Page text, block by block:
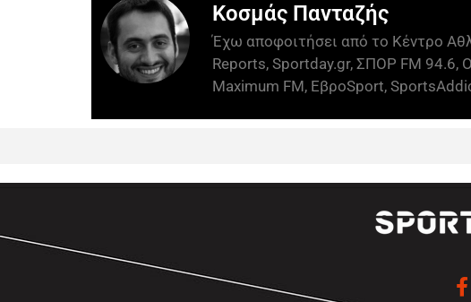
Κοσμάς Πανταζής
Έχω αποφοιτήσει από το Κέντρο
Reports, Sportday.gr, ΣΠΟΡ FM 94.6,
Maximum FM, ΕβροSport,